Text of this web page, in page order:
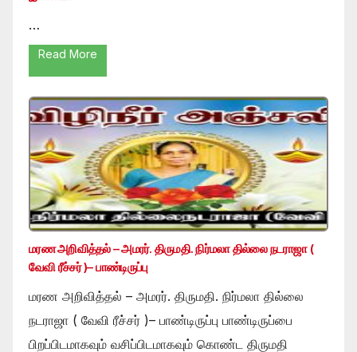
…
Read More
மரண அறிவித்தல் – அமரர். திருமதி. நிர்மலா தில்லை நடராஜா (
வேவி ரீச்சர் )– பாண்டிருப்பு
மரண அறிவித்தல் – அமரர். திருமதி. நிர்மலா தில்லை
நடராஜா ( வேவி ரீச்சர் )– பாண்டிருப்பு பாண்டிருப்பை
பிறப்பிடமாகவும் வசிப்பிடமாகவும் கொண்ட திருமதி